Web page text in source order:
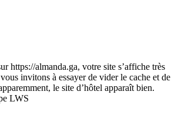
https://almanda.ga, votre site s’affiche très
invitons à essayer de vider le cache et de
le site d’hôtel apparaît bien.
LWS